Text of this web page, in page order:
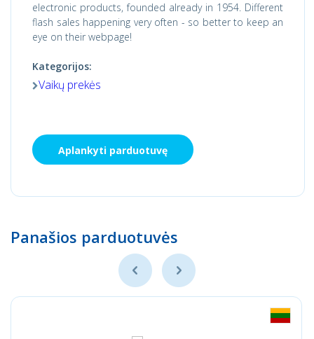
electronic products, founded already in 1954. Different
flash sales happening very often - so better to keep an
eye on their webpage!
Kategorijos:
Vaikų prekės
Aplankyti parduotuvę
Panašios parduotuvės